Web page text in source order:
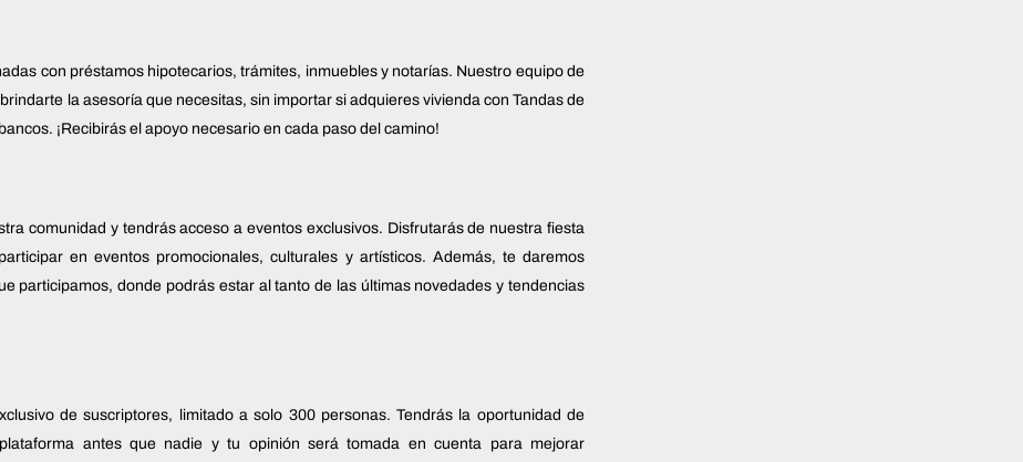
con préstamos hipotecarios, trámites, inmuebles y notarías. Nuestro equipo de
la asesoría que necesitas, sin importar si adquieres vivienda con Tandas de
¡Recibirás el apoyo necesario en cada paso del camino!
comunidad y tendrás acceso a eventos exclusivos. Disfrutarás de nuestra fiesta
en eventos promocionales, culturales y artísticos. Además, te daremos
participamos, donde podrás estar al tanto de las últimas novedades y tendencias
de suscriptores, limitado a solo 300 personas. Tendrás la oportunidad de
antes que nadie y tu opinión será tomada en cuenta para mejorar